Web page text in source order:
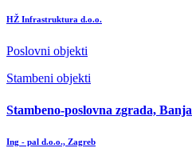
HŽ Infrastruktura d.o.o.
Poslovni objekti
Stambeni objekti
Stambeno-poslovna zgrada,
Ing - pal d.o.o., Zagreb